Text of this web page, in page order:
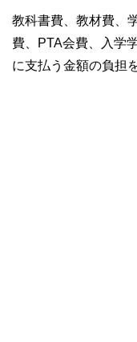
教科書費、教材費、
費、PTA会費、入学
に支払う金額の負担